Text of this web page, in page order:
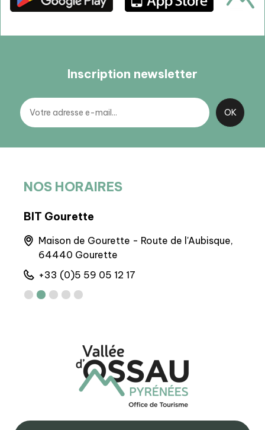
Inscription newsletter
NOS HORAIRES
BIT Gourette
Maison de Gourette - Route de l'Aubisque,
64440 Gourette
+33 (0)5 59 05 12 17